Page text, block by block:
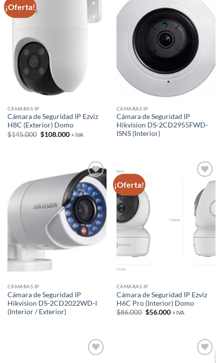
¡Oferta!
Añadir
lista de
CÁMARAS IP
Cámara de Seguridad IP Ezviz
H8C (Exterior) Domo
$145.000 El
$108.000El
$108.000.
+ IVA
Añadir
deseos
CÁMARAS IP
Cámara de Seguridad IP
Hikvision DS-2CD2955FWD-
ISNS (Interior)
Añadir
a la
lista de
deseos
CÁMARAS IP
Cámara de Seguridad IP
Hikvision DS-2CD2022WD-I
(Interior / Exterior)
¡Oferta!
Añadir
a la
lista de
deseos
CÁMARAS IP
Cámara de Seguridad IP Ezviz
H6C Pro (Interior) Domo
$86.000 El
$56.000El+ IVA